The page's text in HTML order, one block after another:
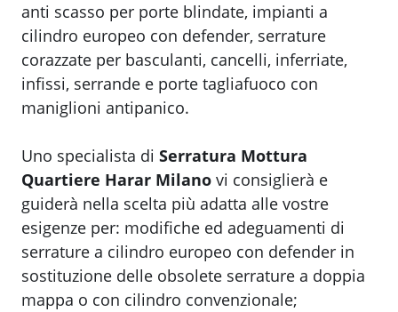
anti scasso per porte blindate, impianti a
cilindro europeo con defender, serrature
corazzate per basculanti, cancelli, inferriate,
infissi, serrande e porte tagliafuoco con
maniglioni antipanico.
Uno specialista di Serratura Mottura
Quartiere Harar Milano vi consiglierà e
guiderà nella scelta più adatta alle vostre
esigenze per: modifiche ed adeguamenti di
serrature a cilindro europeo con defender in
sostituzione delle obsolete serrature a doppia
mappa o con cilindro convenzionale;